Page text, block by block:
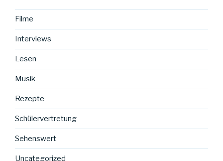
Filme
Interviews
Lesen
Musik
Rezepte
Schülervertretung
Sehenswert
Uncategorized